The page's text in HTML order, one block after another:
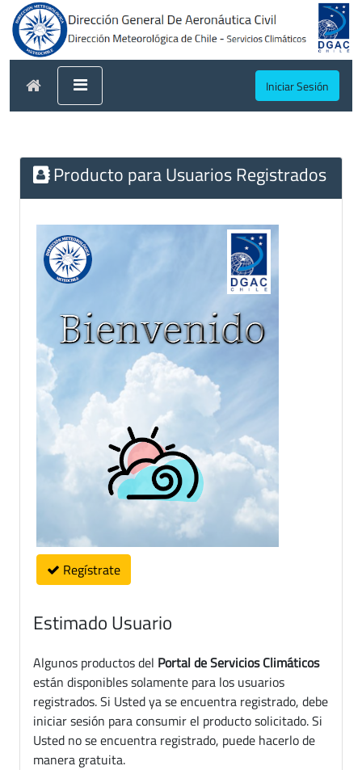
Iniciar Sesión
Producto para Usuarios Registrados
Regístrate
Estimado Usuario
Algunos productos del Portal de Servicios Climáticos
están disponibles solamente para los usuarios
registrados. Si Usted ya se encuentra registrado, debe
iniciar sesión para consumir el producto solicitado. Si
Usted no se encuentra registrado, puede hacerlo de
manera gratuita.